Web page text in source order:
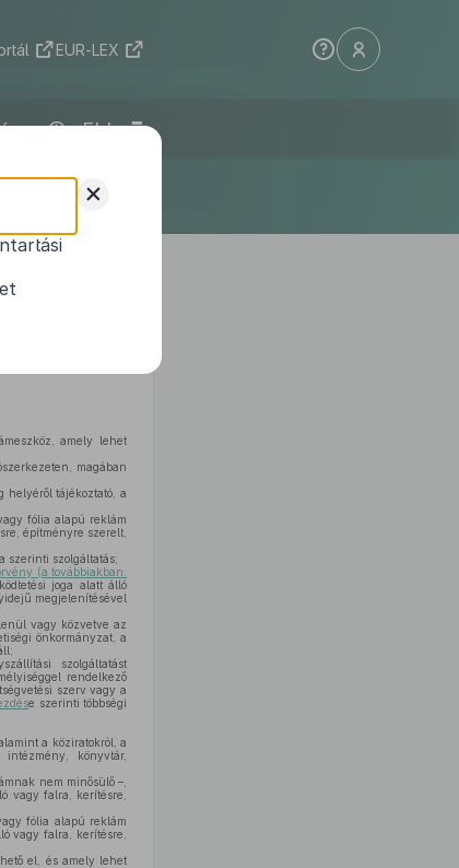
EUR-LEX
ELI
amely lehet
magában
helyéről tájékoztató, a
fólia alapú reklám
építményre szerelt,
szerinti szolgáltatás;
(a továbbiakban:
joga alatt álló
megjelenítésével
vagy közvetve az
önkormányzat, a
szolgáltatást
rendelkező
szerv vagy a
e szerinti többségi
a köziratokról, a
könyvtár,
nem minősülő –,
vagy falra, kerítésre,
fólia alapú reklám
vagy falra, kerítésre,
el, és amely lehet
+